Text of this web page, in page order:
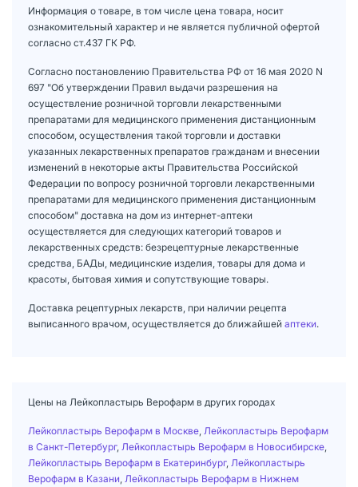
Информация о товаре, в том числе цена товара, носит
ознакомительный характер и не является публичной офертой
согласно ст.437 ГК РФ.
Согласно постановлению Правительства РФ от 16 мая 2020 N
697 "Об утверждении Правил выдачи разрешения на
осуществление розничной торговли лекарственными
препаратами для медицинского применения дистанционным
способом, осуществления такой торговли и доставки
указанных лекарственных препаратов гражданам и внесении
изменений в некоторые акты Правительства Российской
Федерации по вопросу розничной торговли лекарственными
препаратами для медицинского применения дистанционным
способом" доставка на дом из интернет-аптеки
осуществляется для следующих категорий товаров и
лекарственных средств: безрецептурные лекарственные
средства, БАДы, медицинские изделия, товары для дома и
красоты, бытовая химия и сопутствующие товары.
Доставка рецептурных лекарств, при наличии рецепта
выписанного врачом, осуществляется до ближайшей аптеки.
Цены на Лейкопластырь Верофарм в других городах
Лейкопластырь Верофарм в Москве Лейкопластырь Верофарм
в Санкт-Петербург, Лейкопластырь Верофарм в Новосибирске
Лейкопластырь Верофарм в Екатеринбург, Лейкопластырь
Верофарм в Казани Лейкопластырь Верофарм в Нижнем